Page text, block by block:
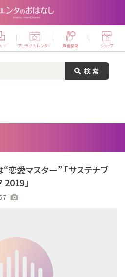
ー アニラジカレンダー 声優情報 ショップ
“恋愛マスター” 「サステナブ
2019」